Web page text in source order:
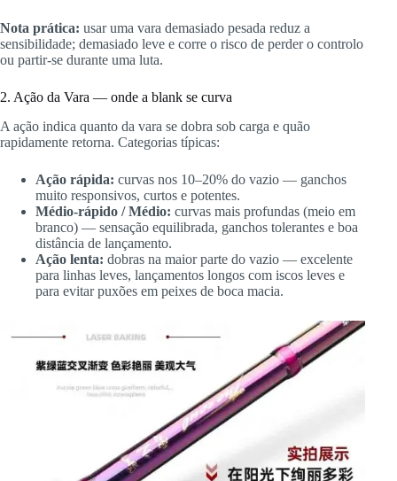
Nota prática: usar uma vara demasiado pesada reduz a
sensibilidade; demasiado leve e corre o risco de perder o controlo
ou partir-se durante uma luta.
2. Ação da Vara — onde a blank se curva
A ação indica quanto da vara se dobra sob carga e quão
rapidamente retorna. Categorias típicas:
Ação rápida: curvas nos 10–20% do vazio — ganchos
muito responsivos, curtos e potentes.
Médio-rápido / Médio: curvas mais profundas (meio em
branco) — sensação equilibrada, ganchos tolerantes e boa
distância de lançamento.
Ação lenta: dobras na maior parte do vazio — excelente
para linhas leves, lançamentos longos com iscos leves e
para evitar puxões em peixes de boca macia.